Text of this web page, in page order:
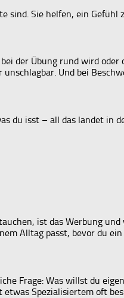
sind. Sie helfen, ein
der Übung rund wird
Und bei
du isst – all das landet in
ist das Werbung
Alltag passt, bevor du
Frage: Was willst du
Spezialisiertem oft